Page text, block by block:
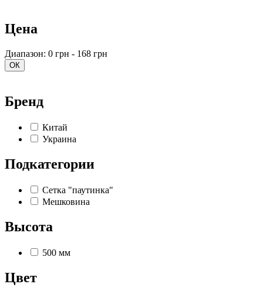
Цена
Диапазон: 0 грн - 168 грн
ОК
Бренд
Китай
Украина
Подкатегории
Сетка "паутинка"
Мешковина
Высота
500 мм
Цвет